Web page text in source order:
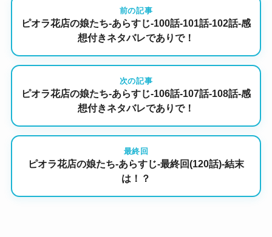
前の記事
ピオラ花店の娘たち-あらすじ-100話-101話-102話-感
想付きネタバレでありで！
次の記事
ピオラ花店の娘たち-あらすじ-106話-107話-108話-感
想付きネタバレでありで！
最終回
ピオラ花店の娘たち-あらすじ-最終回(120話)-結末
は！？